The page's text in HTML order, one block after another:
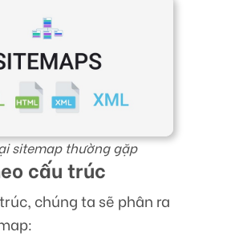
sitemap thường gặp
cấu trúc
chúng ta sẽ phân ra